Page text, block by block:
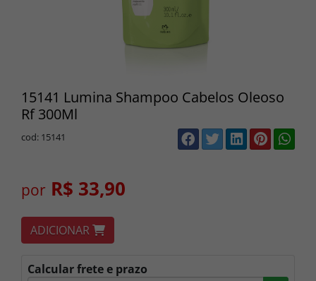
15141 Lumina Shampoo Cabelos Oleoso
Rf 300Ml
cod: 15141
por R$ 33,90
ADICIONAR
Calcular frete e prazo